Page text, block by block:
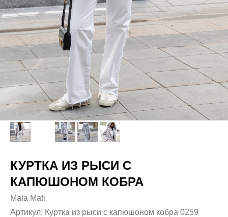
КУРТКА ИЗ РЫСИ С
КАПЮШОНОМ КОБРА
Mala Mati
Артикул: Куртка из рыси с капюшоном кобра 0259